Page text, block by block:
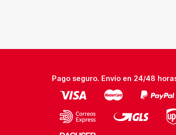
Pago seguro. Envío en 24/48